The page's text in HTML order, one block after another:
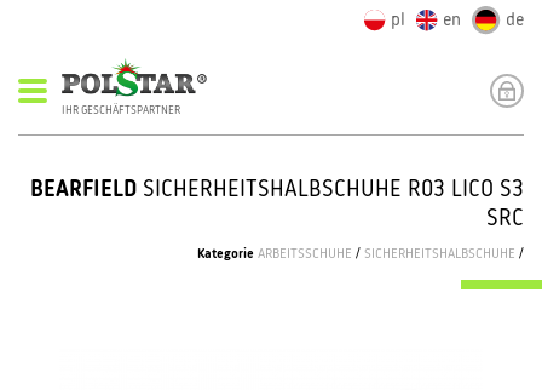
pl en de
IHR GESCHÄFTSPARTNER
BEARFIELD SICHERHEITSHALBSCHUHE R03 LICO S3
SRC
Kategorie ARBEITSSCHUHE / SICHERHEITSHALBSCHUHE /